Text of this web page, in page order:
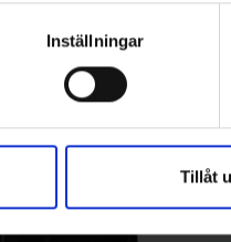
Inställningar
Tillåt